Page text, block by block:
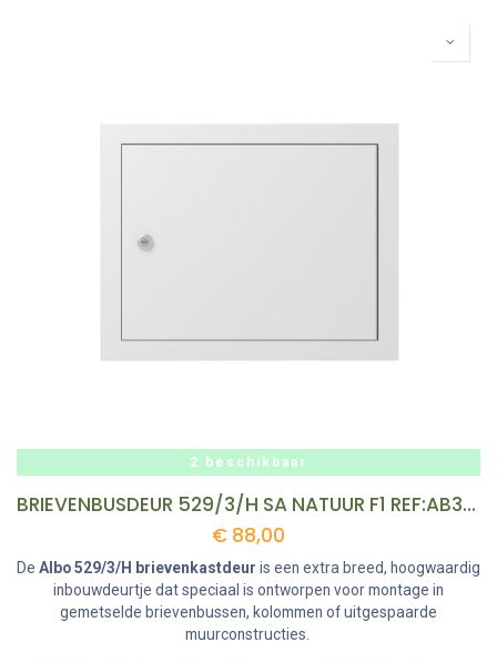
2 beschikbaar
BRIEVENBUSDEUR 529/3/H SA NATUUR F1 REF:AB331202 ALBO
€ 88,00
De Albo 529/3/H brievenkastdeur is een extra breed, hoogwaardig
inbouwdeurtje dat speciaal is ontworpen voor montage in
gemetselde brievenbussen, kolommen of uitgespaarde
muurconstructies.